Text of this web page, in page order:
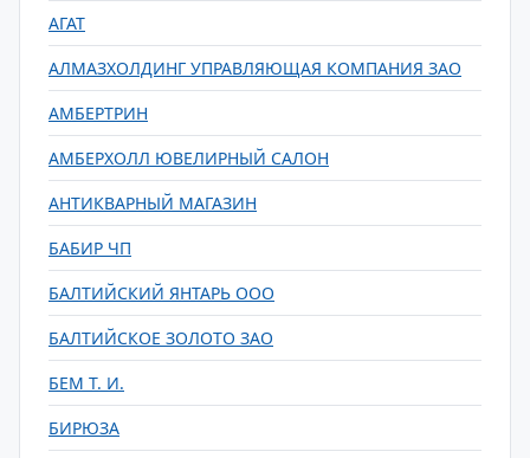
АГАТ
АЛМАЗХОЛДИНГ УПРАВЛЯЮЩАЯ КОМПАНИЯ ЗАО
АМБЕРТРИН
АМБЕРХОЛЛ ЮВЕЛИРНЫЙ САЛОН
АНТИКВАРНЫЙ МАГАЗИН
БАБИР ЧП
БАЛТИЙСКИЙ ЯНТАРЬ ООО
БАЛТИЙСКОЕ ЗОЛОТО ЗАО
БЕМ Т. И.
БИРЮЗА